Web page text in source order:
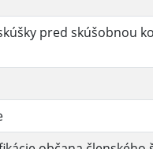
pred skúšobnou